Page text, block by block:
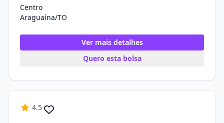
Centro
Araguaína/TO
Ver mais detalhes
Quero esta bolsa
4.5